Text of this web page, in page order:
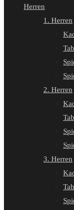
Herren
1. Herren
2. Herren
3. Herren